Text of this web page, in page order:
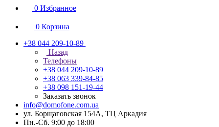
0 Избранное
0 Корзина
+38 044 209-10-89
Назад
Телефоны
+38 044 209-10-89
+38 063 339-84-85
+38 098 151-19-44
Заказать звонок
info@domofone.com.ua
ул. Борщаговская 154А, ТЦ Аркадия
Пн.-Сб. 9:00 до 18:00